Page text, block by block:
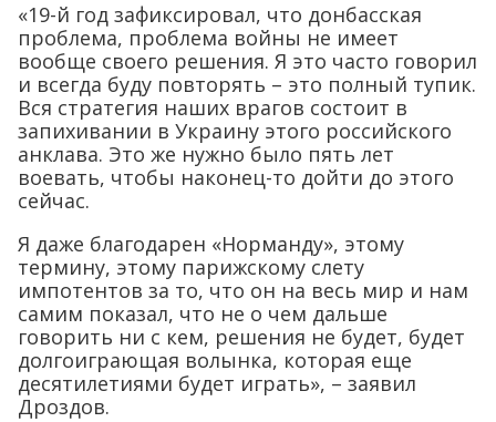
«19-й год зафиксировал, что донбасская
проблема, проблема войны не имеет
вообще своего решения. Я это часто говорил
и всегда буду повторять – это полный тупик.
Вся стратегия наших врагов состоит в
запихивании в Украину этого российского
анклава. Это же нужно было пять лет
воевать, чтобы наконец-то дойти до этого
сейчас.
Я даже благодарен «Норманду», этому
термину, этому парижскому слету
импотентов за то, что он на весь мир и нам
самим показал, что не о чем дальше
говорить ни с кем, решения не будет, будет
долгоиграющая волынка, которая еще
десятилетиями будет играть», – заявил
Дроздов.